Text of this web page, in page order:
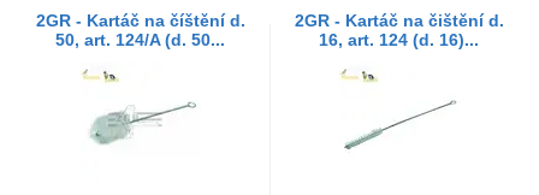
2GR - Kartáč na číštění d.
50, art. 124/A (d. 50...
2GR - Kartáč na čištění d.
16, art. 124 (d. 16)...